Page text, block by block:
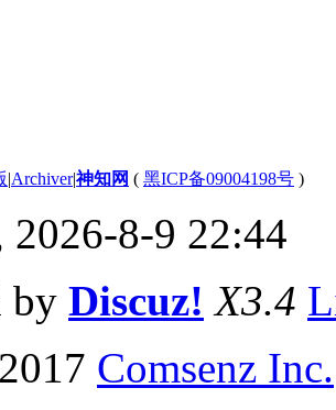
|Archiver|神知网 ( 黑ICP备09004198号 )
8-9 22:44
by Discuz! X3.4
Comsenz Inc.